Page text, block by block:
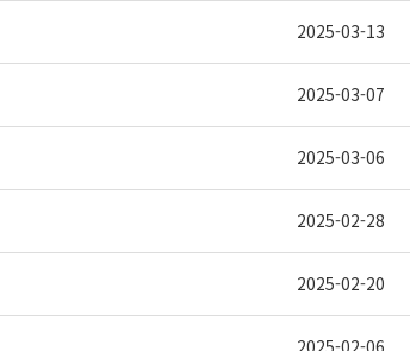
2025-03-13
2025-03-07
2025-03-06
2025-02-28
2025-02-20
2025-02-06